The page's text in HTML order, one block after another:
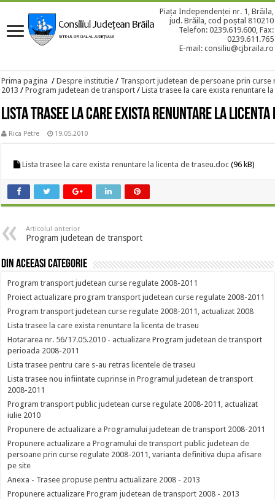
Piața Independenței nr. 1, Brăila,
jud. Brăila, cod poștal 810210
Telefon: 0239.619.600, Fax:
0239.611.765
E-mail: consiliu@cjbraila.ro
Prima pagina / Despre institutie / Transport judetean de persoane prin curse
2013 / Program judetean de transport / Lista trasee la care exista renuntare
Lista trasee la care exista renuntare la licenta
Rica Petre 19.05.2010
Lista trasee la care exista renuntare la licenta de traseu.doc (96 kB)
Articolul anterior
Program judetean de transport
Din aceeasi categorie
Program transport judetean curse regulate 2008-2011
Proiect actualizare program transport judetean curse regulate 2008-2011
Program transport judetean curse regulate 2008-2011, actualizat 2008
Lista trasee la care exista renuntare la licenta de traseu
Hotararea nr. 56/17.05.2010 - actualizare Program judetean de transport
perioada 2008-2011
Lista trasee pentru care s-au retras licentele de traseu
Lista trasee nou infiintate cuprinse in Programul judetean de transport
2008-2011
Program transport public judetean curse regulate 2008-2011, actualizat
iulie 2010
Propunere de actualizare a Programului judetean de transport 2008-2011
Propunere actualizare a Programului de transport public judetean de
persoane prin curse regulate 2008-2011, varianta definitiva dupa afisare
pe site
Anexa - Trasee propuse pentru actualizare 2008 - 2013
Propunere actualizare Program judetean de transport 2008 - 2013